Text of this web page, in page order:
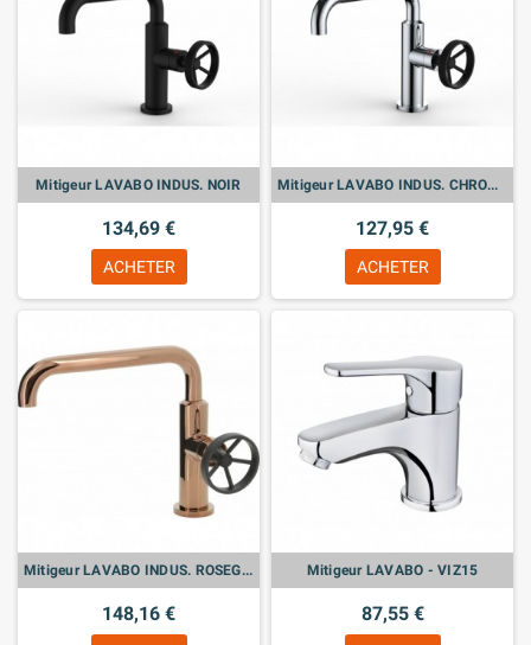
Mitigeur LAVABO INDUS. NOIR
134,69 €
ACHETER
Mitigeur LAVABO INDUS. CHROME
127,95 €
ACHETER
Mitigeur LAVABO INDUS. ROSEGOLD
148,16 €
Mitigeur LAVABO - VIZ15
87,55 €